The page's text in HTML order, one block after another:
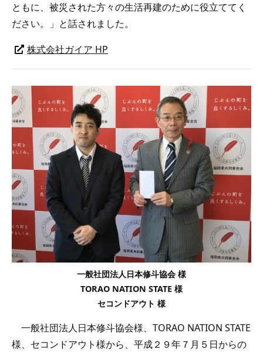
ともに、被災された方々の生活再建のために役立ててく
ださい。」と話されました。
株式会社ガイア HP
一般社団法人日本修斗協会 様
TORAO NATION STATE 様
セコンドアウト 様
一般社団法人日本修斗協会様、TORAO NATION STATE
様、セコンドアウト様から、平成２９年７月５日からの